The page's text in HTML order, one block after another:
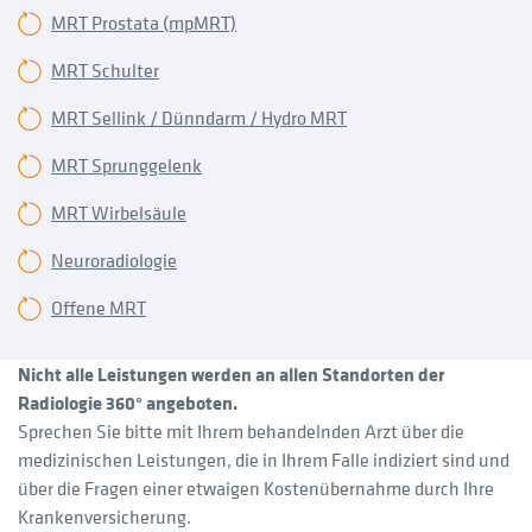
MRT Prostata (mpMRT)
MRT Schulter
MRT Sellink / Dünndarm / Hydro MRT
MRT Sprunggelenk
MRT Wirbelsäule
Neuroradiologie
Offene MRT
Nicht alle Leistungen werden an allen Standorten der
Radiologie 360° angeboten.
Sprechen Sie bitte mit Ihrem behandelnden Arzt über die
medizinischen Leistungen, die in Ihrem Falle indiziert sind und
über die Fragen einer etwaigen Kostenübernahme durch Ihre
Krankenversicherung.